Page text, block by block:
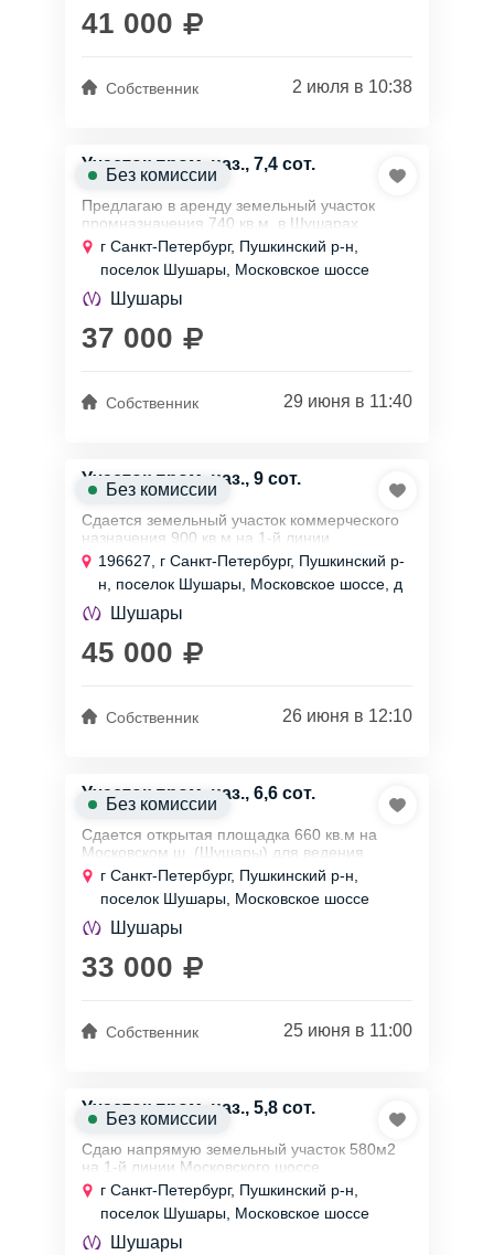
41 000
Собственник 2 июля в 10:38
Участок пром. наз., 7,4 сот.
Предлагаю в аренду земельный участок
промназначения 740 кв.м. в Шушарах
(Московское ш.)
Напрямую от собственника. Без залога и
комиссии.
Цена - 37000 руб в месяц(50...
г Санкт-Петербург, Пушкинский р-н,
поселок Шушары, Московское шоссе
Шушары
37 000
Собственник 29 июня в 11:40
Без комиссии
Участок пром. наз., 9 сот.
Сдается земельный участок коммерческого
назначения 900 кв.м на 1-й линии
Московского ш. Арендная ставка 45000
рублей в месяц (прямая аренда от
собственника).
Возможное...
196627, г Санкт-Петербург, Пушкинский р-
н, поселок Шушары, Московское шоссе, д
158Шушары
45 000
Собственник 26 июня в 12:10
Без комиссии
Участок пром. наз., 6,6 сот.
Сдается открытая площадка 660 кв.м на
Московском ш. (Шушары) для ведения
хозяйственно-предпринимательской
деятельности (под складирование,
строительство ангара...
г Санкт-Петербург, Пушкинский р-н,
поселок Шушары, Московское шоссе
Шушары
33 000
Собственник 25 июня в 11:00
Без комиссии
Участок пром. наз., 5,8 сот.
Сдаю напрямую земельный участок 580м2
на 1-й линии Московского шоссе.
Находится на закрытой территории
собственника, на выезде из Петербурга в
сторону Москвы. Рядом...
г Санкт-Петербург, Пушкинский р-н,
поселок Шушары, Московское шоссе
Шушары
Без комиссии